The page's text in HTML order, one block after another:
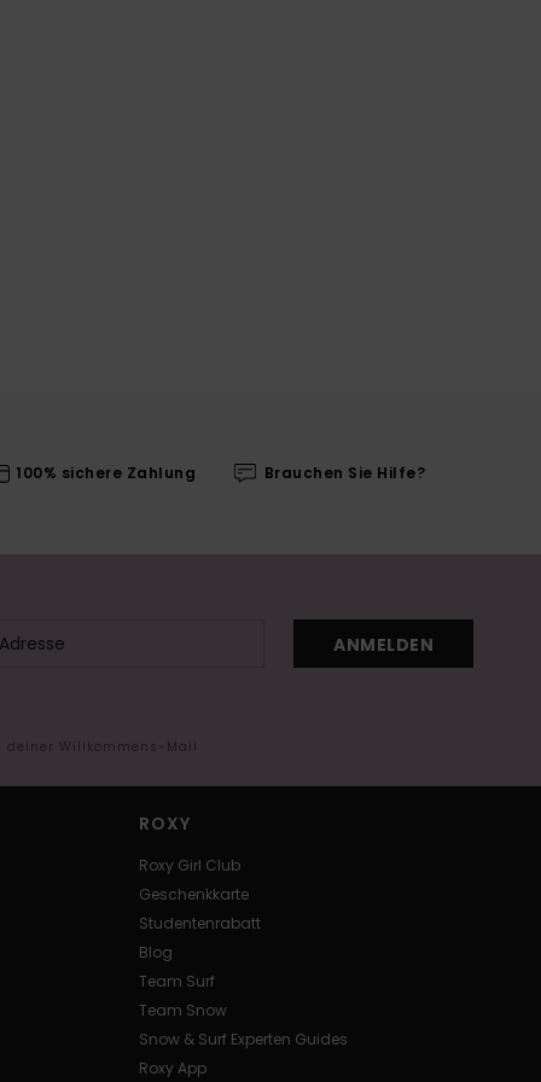
100% sichere Zahlung Brauchen Sie Hilfe?
ANMELDEN
Willkommens-Mail
ROXY
Roxy Girl Club
Geschenkkarte
Studentenrabatt
Blog
Team Surf
Team Snow
Snow & Surf Experten Guides
Roxy App